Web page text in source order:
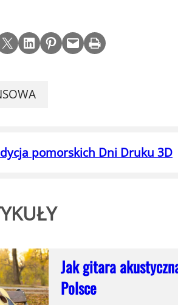
Email this Page Share on LinkedIn Share on Pinterest Email this Page Print this Page
pomorskich Dni Druku 3D
Jak gitara
Polsce